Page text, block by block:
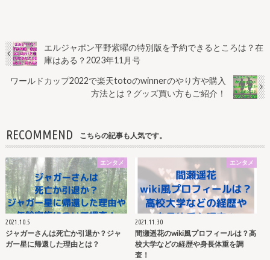
エルジャポン平野紫曜の特別版を予約できるところは？在
庫はある？2023年11月号
ワールドカップ2022で楽天totoのwinnerのやり方や購入
方法とは？グッズ買い方もご紹介！
RECOMMEND こちらの記事も人気です。
エンタメ
2021.10.5
ジャガーさんは死亡か引退か？ジャ
ガー星に帰還した理由とは？
エンタメ
2021.11.30
間瀬遥花のwiki風プロフィールは？高
校大学などの経歴や身長体重を調
査！